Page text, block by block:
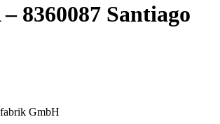
8360087 Santiago
GmbH